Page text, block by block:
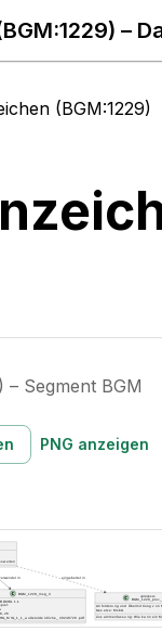
(BGM:1229)
Segment BGM
PNG anzeigen